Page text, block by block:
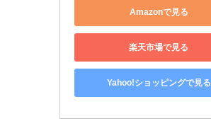
Amazonで見る
楽天市場で見る
Yahoo!ショッピングで見る